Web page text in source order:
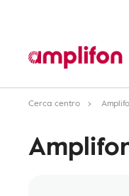
Cerca centro